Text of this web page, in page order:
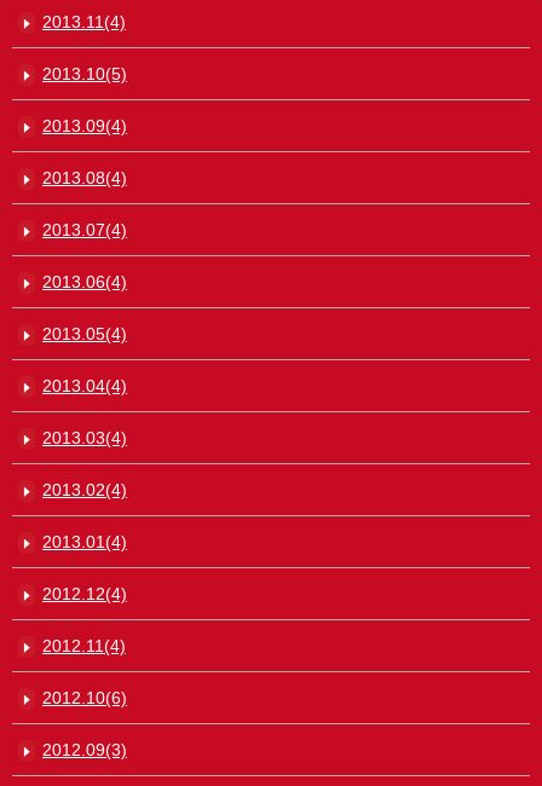
2013.11(4)
2013.10(5)
2013.09(4)
2013.08(4)
2013.07(4)
2013.06(4)
2013.05(4)
2013.04(4)
2013.03(4)
2013.02(4)
2013.01(4)
2012.12(4)
2012.11(4)
2012.10(6)
2012.09(3)